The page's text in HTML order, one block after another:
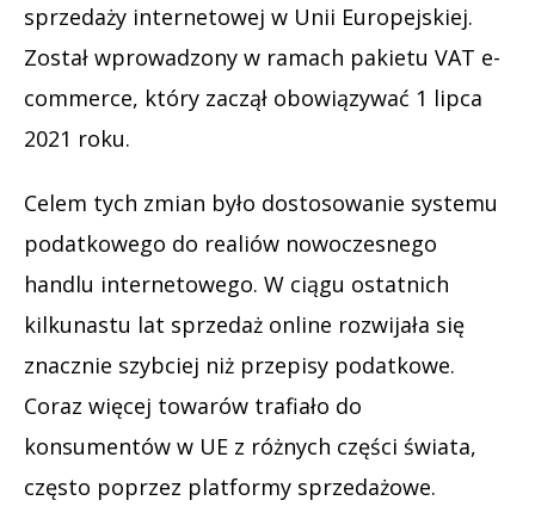
sprzedaży internetowej w Unii Europejskiej.
Został wprowadzony w ramach pakietu VAT e-
commerce, który zaczął obowiązywać 1 lipca
2021 roku.
Celem tych zmian było dostosowanie systemu
podatkowego do realiów nowoczesnego
handlu internetowego. W ciągu ostatnich
kilkunastu lat sprzedaż online rozwijała się
znacznie szybciej niż przepisy podatkowe.
Coraz więcej towarów trafiało do
konsumentów w UE z różnych części świata,
często poprzez platformy sprzedażowe.